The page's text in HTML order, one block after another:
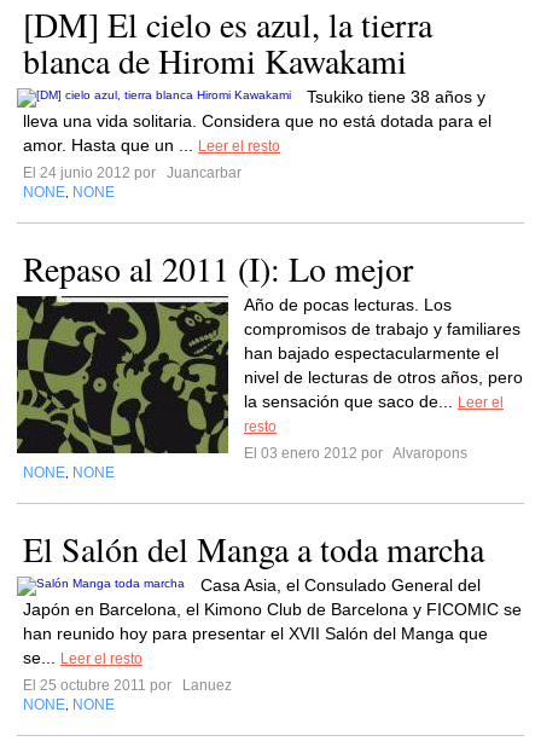
[DM] El cielo es azul, la tierra
blanca de Hiromi Kawakami
Tsukiko tiene 38 años y
lleva una vida solitaria. Considera que no está dotada para el
amor. Hasta que un ...
Leer el resto
El 24 junio 2012 por
Juancarbar
NONE NONE
Repaso al 2011 (I): Lo mejor
Año de pocas lecturas. Los
compromisos de trabajo y familiares
han bajado espectacularmente el
nivel de lecturas de otros años, pero
la sensación que saco de...
Leer el
resto
El 03 enero 2012 por Alvaropons
NONE NONE
El Salón del Manga a toda marcha
Casa Asia, el Consulado General del
Japón en Barcelona, el Kimono Club de Barcelona y FICOMIC se
han reunido hoy para presentar el XVII Salón del Manga que
se...
Leer el resto
El 25 octubre 2011 por
Lanuez
NONE NONE